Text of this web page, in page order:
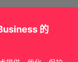
的